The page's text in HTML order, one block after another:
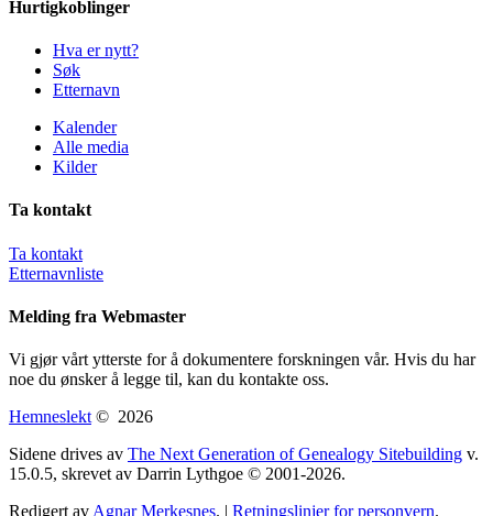
Hurtigkoblinger
Hva er nytt?
Søk
Etternavn
Kalender
Alle media
Kilder
Ta kontakt
Ta kontakt
Etternavnliste
Melding fra Webmaster
Vi gjør vårt ytterste for å dokumentere forskningen vår. Hvis du har
noe du ønsker å legge til, kan du kontakte oss.
Hemneslekt © 2026
Sidene drives av The Next Generation of Genealogy Sitebuilding v.
15.0.5, skrevet av Darrin Lythgoe © 2001-2026.
Redigert av Agnar Merkesnes. | Retningslinjer for personvern.